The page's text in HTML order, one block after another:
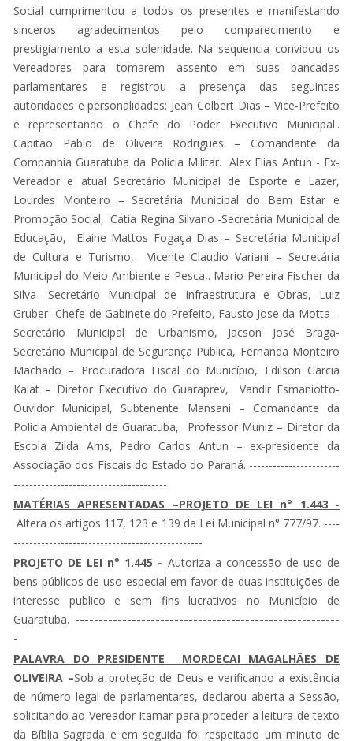
Social cumprimentou a todos os presentes e manifestando
sinceros agradecimentos pelo comparecimento e
prestigiamento a esta solenidade. Na sequencia convidou os
Vereadores para tomarem assento em suas bancadas
parlamentares e registrou a presença das seguintes
autoridades e personalidades: Jean Colbert Dias – Vice-Prefeito
e representando o Chefe do Poder Executivo Municipal..
Capitão Pablo de Oliveira Rodrigues – Comandante da
Companhia Guaratuba da Policia Militar. Alex Elias Antun - Ex-
Vereador e atual Secretário Municipal de Esporte e Lazer,
Lourdes Monteiro – Secretária Municipal do Bem Estar e
Promoção Social, Catia Regina Silvano -Secretária Municipal de
Educação, Elaine Mattos Fogaça Dias – Secretária Municipal
de Cultura e Turismo, Vicente Claudio Variani – Secretária
Municipal do Meio Ambiente e Pesca,. Mario Pereira Fischer da
Silva- Secretário Municipal de Infraestrutura e Obras, Luiz
Gruber- Chefe de Gabinete do Prefeito, Fausto Jose da Motta –
Secretário Municipal de Urbanismo, Jacson José Braga-
Secretário Municipal de Segurança Publica, Fernanda Monteiro
Machado – Procuradora Fiscal do Município, Edilson Garcia
Kalat – Diretor Executivo do Guaraprev, Vandir Esmaniotto-
Ouvidor Municipal, Subtenente Mansani – Comandante da
Policia Ambiental de Guaratuba, Professor Muniz – Diretor da
Escola Zilda Arns, Pedro Carlos Antun – ex-presidente da
Associação dos Fiscais do Estado do Paraná. -----------------------
---------------------------------------
MATÉRIAS APRESENTADAS –PROJETO DE LEI n° 1.443 -
Altera os artigos 117, 123 e 139 da Lei Municipal n° 777/97. ----
------------------------------------------------
PROJETO DE LEI n° 1.445 - Autoriza a concessão de uso de
bens públicos de uso especial em favor de duas instituições de
interesse publico e sem fins lucrativos no Município de
Guaratuba. --------------------------------------------------------
-
PALAVRA DO PRESIDENTE MORDECAI MAGALHÃES DE
OLIVEIRA –Sob a proteção de Deus e verificando a existência
de número legal de parlamentares, declarou aberta a Sessão,
solicitando ao Vereador Itamar para proceder a leitura de texto
da Bíblia Sagrada e em seguida foi respeitado um minuto de